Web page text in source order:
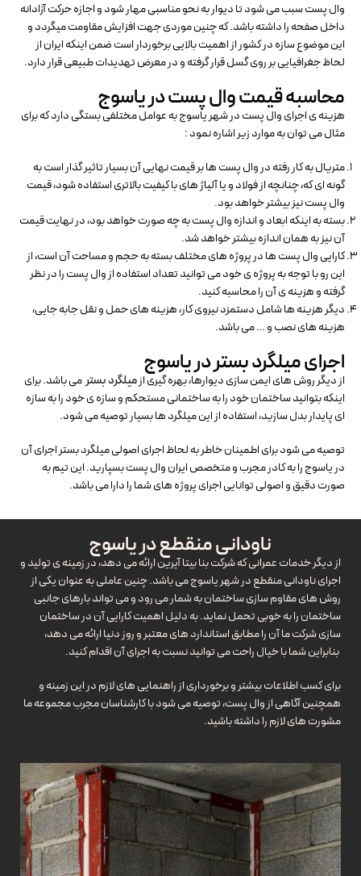
وال پست سبب می شود تا دیوار به نحو مناسبی مهار شود و اجازه حرکت آزادانه
داخل صفحه را داشته باشد. که چنین موردی جهت افزایش مقاومت میگردد و
این موضوع سازه در کشور از اهمیت بالایی برخوردار است ضمن اینکه ایران از
لحاظ جغرافیایی بر روی گسل قرار گرفته و در معرض تهدیدات طبیعی قرار دارد.
محاسبه قیمت وال پست در یاسوج
هزینه ی اجرای وال پست در شهر یاسوج به عوامل مختلفی بستگی دارد که برای
مثال می توان به موارد زیر اشاره نمود :
متریال به کار رفته در وال پست ها بر قیمت نهایی آن بسیار تاثیر گذار است به
گونه ای که، چنانچه از فولاد و یا آلیاژ های با کیفیت بالاتری استفاده شود، قیمت
وال پست نیز بیشتر خواهد بود.
بسته به اینکه ابعاد و اندازه وال پست به چه صورت خواهد بود، در نهایت قیمت
آن نیز به همان اندازه بیشتر خواهد شد.
کارایی وال پست ها در پروژه های مختلف بسته به حجم و مساحت آن است، از
این رو با توجه به پروژه ی خود می توانید تعداد استفاده از وال پست را در نظر
گرفته و هزینه ی آن را محاسبه کنید.
دیگر هزینه ها شامل دستمزد نیروی کار، هزینه های حمل و نقل جابه جایی،
هزینه های نصب و … می باشد.
اجرای میلگرد بستر در یاسوج
از دیگر روش های ایمن سازی دیوارها، بهره گیری ازمیلگرد بسترمی باشد. برای
اینکه بتوانید ساختمان خود را به ساختمانی مستحکم و سازه ی خود را به سازه
ای پایدار بدل سازید، استفاده از این میلگرد ها بسیار توصیه می شود.
توصیه می شود برای اطمینان خاطر به لحاظ اجرای اصولی میلگرد بستر اجرای آن
در یاسوج را به کادر مجرب و متخصص ایران وال پست بسپارید. این تیم به
صورت دقیق و اصولی توانایی اجرای پروژه های شما را دارا می باشد.
ناودانی منقطع در یاسوج
از دیگر خدمات عمرانی که شرکت بنا بیتا آیرین ارائه می دهد، در زمینه ی تولید و
اجرای ناودانی منقطع در شهر یاسوج می باشد. چنین عاملی به عنوان یکی از
روش های مقاوم سازی ساختمان به شمار می رود و می تواند بارهای جانبی
ساختمان را به خوبی تحمل نماید. به دلیل اهمیت کارایی آن در ساختمان
سازی شرکت ما آن را مطابق استاندارد های معتبر و روز دنیا ارائه می دهد،
بنابراین شما با خیال راحت می توانید نسبت به اجرای آن اقدام کنید.
برای کسب اطلاعات بیشتر و برخورداری از راهنمایی های لازم در این زمینه و
همچنین آگاهی از وال پست، توصیه می شود با کارشناسان مجرب مجموعه ما
مشورت های لازم را داشته باشید.